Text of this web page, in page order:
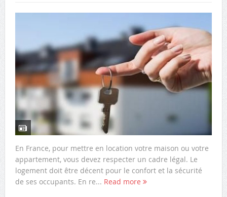
En France, pour mettre en location votre maison ou votre
appartement, vous devez respecter un cadre légal. Le
logement doit être décent pour le confort et la sécurité
de ses occupants. En re... Read more